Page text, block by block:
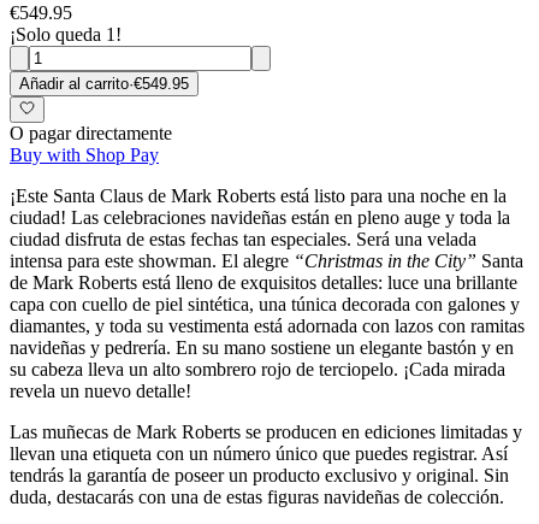
€549.95
¡Solo queda 1!
Añadir al carrito·€549.95
O pagar directamente
Buy with Shop Pay
¡Este Santa Claus de Mark Roberts está listo para una noche en la
ciudad! Las celebraciones navideñas están en pleno auge y toda la
ciudad disfruta de estas fechas tan especiales. Será una velada
intensa para este showman. El alegre “Christmas in the City” Santa
de Mark Roberts está lleno de exquisitos detalles: luce una brillante
capa con cuello de piel sintética, una túnica decorada con galones y
diamantes, y toda su vestimenta está adornada con lazos con ramitas
navideñas y pedrería. En su mano sostiene un elegante bastón y en
su cabeza lleva un alto sombrero rojo de terciopelo. ¡Cada mirada
revela un nuevo detalle!
Las muñecas de Mark Roberts se producen en ediciones limitadas y
llevan una etiqueta con un número único que puedes registrar. Así
tendrás la garantía de poseer un producto exclusivo y original. Sin
duda, destacarás con una de estas figuras navideñas de colección.